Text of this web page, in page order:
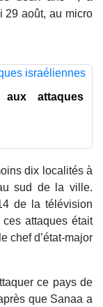
29 août, au micro
attaques
dix localités à
sud de la ville.
de la télévision
attaques était
chef d’état-major
ce pays de
que Sanaa a